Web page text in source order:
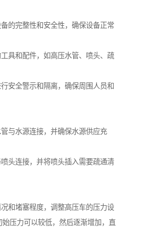
的完整性和安全性，确保设备正常
具和配件，如高压水管、喷头、疏
安全警示和隔离，确保周围人员和
与水源连接，并确保水源供应充
头连接，并将喷头插入需要疏通清
和堵塞程度，调整高压车的压力设
始压力可以较低，然后逐渐增加，直